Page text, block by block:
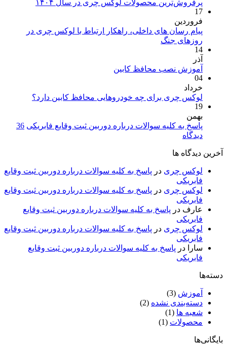
پرفروش‌ترین محصولات لوکس چری در سال ۱۴۰۴
تجربه‌ای
نگاهی
محصولات
۱۴۰۴
نشده
17
فروردین
پیام رسان های داخلی، راهکار ارتباط با لوکس چری در
روزهای جنگ
پیام
داخلی،
با
جنگ
نشده
14
آذر
آموزش نصب محافظ کابین
آموزش
کابین
نشده
04
خرداد
لوکس چری برای چه خودروهایی محافظ کابین دارد؟
لوکس
محافظ
دارد؟
نشده
19
بهمن
پاسخ به کلیه سوالات درباره دوربین ثبت وقایع فابریکی 36
دیدگاه
به
سوالات
درباره
دوربین
ثبت
وقایع
فابریکی
آخرین دیدگاه ها
لوکس چری در پاسخ به کلیه سوالات درباره دوربین ثبت وقایع
فابریکی
لوکس چری در پاسخ به کلیه سوالات درباره دوربین ثبت وقایع
فابریکی
عارف در پاسخ به کلیه سوالات درباره دوربین ثبت وقایع
فابریکی
لوکس چری در پاسخ به کلیه سوالات درباره دوربین ثبت وقایع
فابریکی
سارا
در پاسخ به کلیه سوالات درباره دوربین ثبت وقایع
فابریکی
دسته‌ها
آموزش (3)
دسته‌بندی نشده (2)
شعبه ها (1)
محصولات (1)
بایگانی‌ها